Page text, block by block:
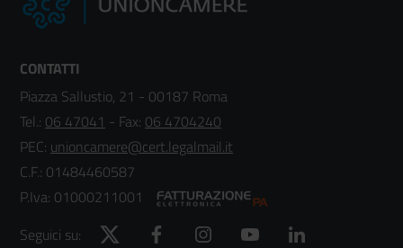
CONTATTI
Piazza Sallustio, 21 - 00187 Roma
Tel.: 06 47041 - Fax: 06 4704240
PEC: unioncamere@cert.legalmail.it
C.F.: 01484460587
P.Iva: 01000211001
Seguici su:
Twitter Facebook Instagram YouTube